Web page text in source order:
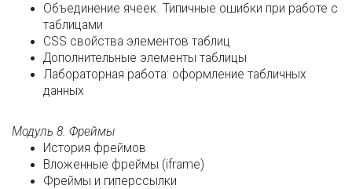
Объединение ячеек. Типичные ошибки при работе с
таблицами
CSS свойства элементов таблиц
Дополнительные элементы таблицы
Лабораторная работа: оформление табличных
данных
Модуль 8. Фреймы
История фреймов
Вложенные фреймы (iframe)
Фреймы и гиперссылки